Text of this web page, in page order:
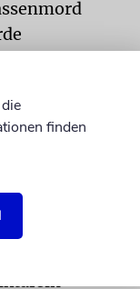
Das
finden